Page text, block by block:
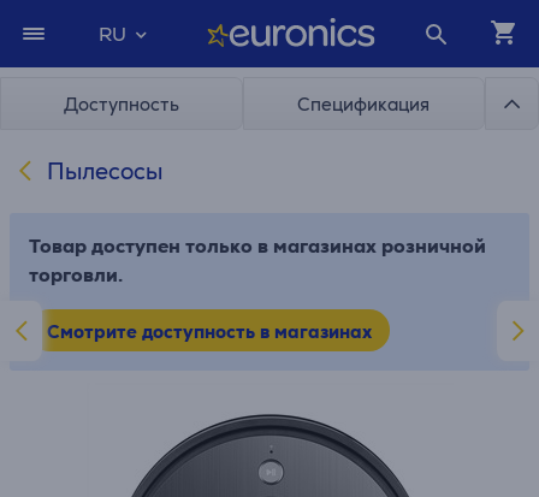
RU
Доступность Спецификация
Пылесосы
Товар доступен только в магазинах розничной
торговли.
Смотрите доступность в магазинах